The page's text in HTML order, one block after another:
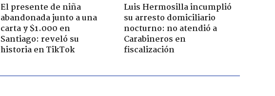
El presente de niña
abandonada junto a una
carta y $1.000 en
Santiago: reveló su
historia en TikTok
Luis Hermosilla incumplió
su arresto domiciliario
nocturno: no atendió a
Carabineros en
fiscalización